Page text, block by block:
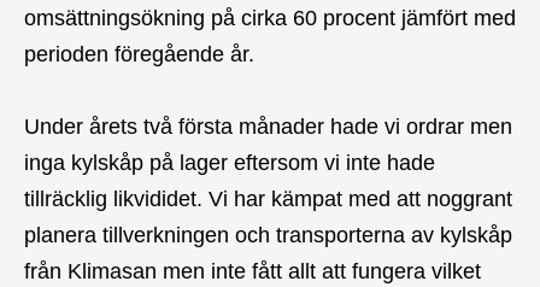
omsättningsökning på cirka 60 procent jämfört med
perioden föregående år.
Under årets två första månader hade vi ordrar men
inga kylskåp på lager eftersom vi inte hade
tillräcklig likvididet. Vi har kämpat med att noggrant
planera tillverkningen och transporterna av kylskåp
från Klimasan men inte fått allt att fungera vilket